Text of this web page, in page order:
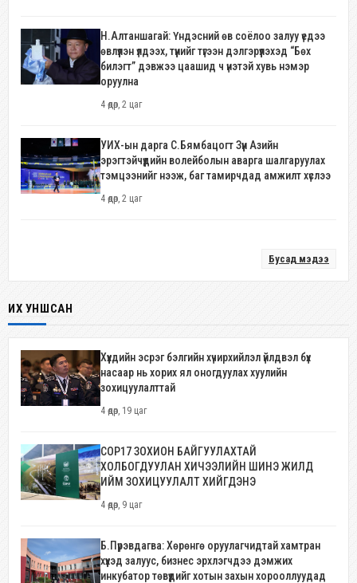
Н.Алтаншагай: Үндэсний өв соёлоо залуу үедээ
өвлүүлэн үлдээх, түүнийг түгээн дэлгэрүүлэхэд “Бөх
билэгт” дэвжээ цаашид ч үнэтэй хувь нэмэр
оруулна
4 өдөр, 2 цаг
УИХ-ын дарга С.Бямбацогт Зүүн Азийн
эрэгтэйчүүдийн волейболын аварга шалгаруулах
тэмцээнийг нээж, баг тамирчдад амжилт хүслээ
4 өдөр, 2 цаг
Бусад мэдээ
ИХ УНШСАН
Хүүхдийн эсрэг бэлгийн хүчирхийлэл үйлдвэл бүх
насаар нь хорих ял оногдуулах хуулийн
зохицуулалттай
4 өдөр, 19 цаг
COP17 ЗОХИОН БАЙГУУЛАХТАЙ
ХОЛБОГДУУЛАН ХИЧЭЭЛИЙН ШИНЭ ЖИЛД
ИЙМ ЗОХИЦУУЛАЛТ ХИЙГДЭНЭ
4 өдөр, 9 цаг
Б.Пүрэвдагва: Хөрөнгө оруулагчидтай хамтран
хүүхэд залуус, бизнес эрхлэгчдээ дэмжих
инкубатор төвүүдийг хотын захын хорооллуудад